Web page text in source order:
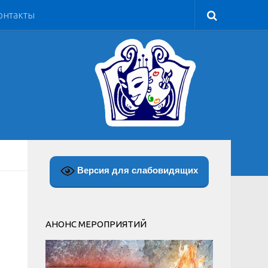
Версия для слабовидящих
АНОНС МЕРОПРИЯТИЙ